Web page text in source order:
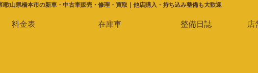
歌山県橋本市の新車・中古車販売・修理・買取｜他店購入・持ち込み整備も大歓迎
料金表 在庫車 整備日誌 店